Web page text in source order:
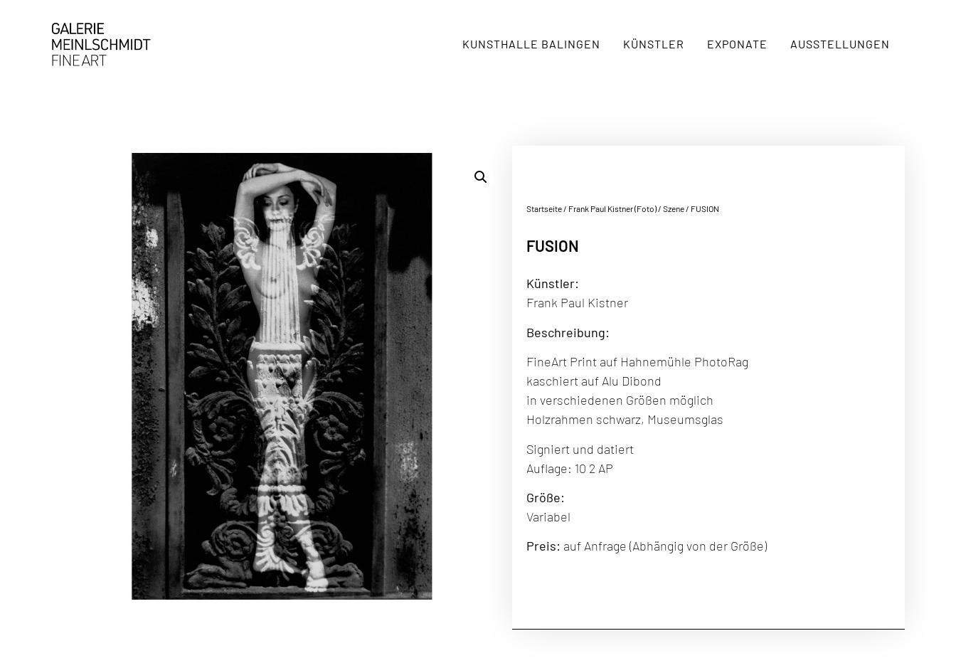
KUNSTHALLE BALINGEN KÜNSTLER EXPONATE AUSSTELLUNGEN
Startseite/ Frank Paul Kistner (Foto)/ Szene/ FUSION
FUSION
Künstler:
Frank Paul Kistner
Beschreibung:
FineArt Print auf Hahnemühle PhotoRag
kaschiert auf Alu Dibond
in verschiedenen Größen möglich
Holzrahmen schwarz, Museumsglas
Signiert und datiert
Auflage: 10 2 AP
Größe:
Variabel
Preis: auf Anfrage (Abhängig von der Größe)